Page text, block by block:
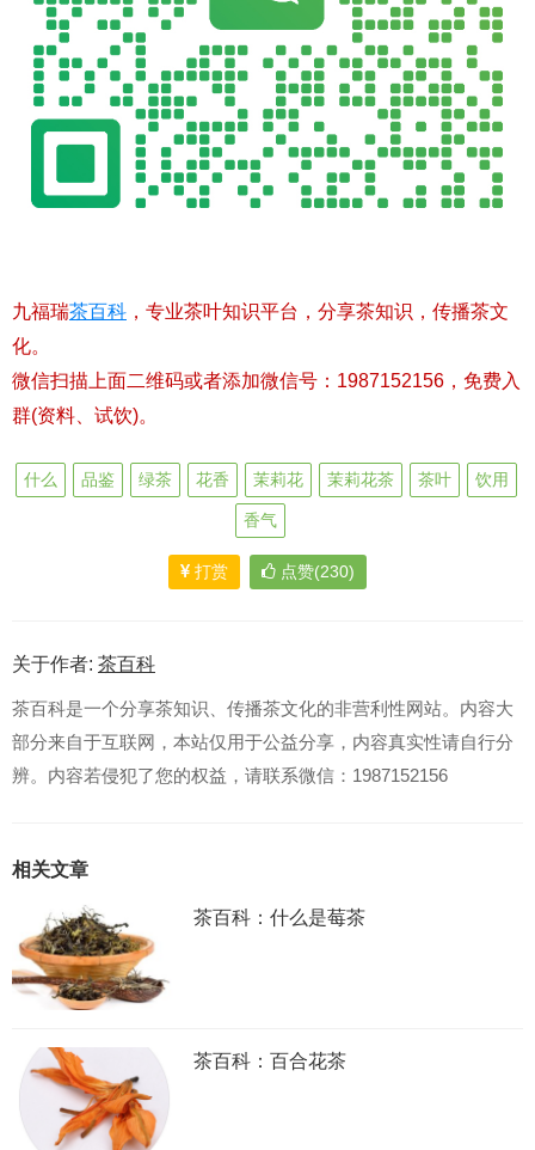
九福瑞茶百科 ，专业茶叶知识平台，分享茶知识，传播茶文
化。
微信扫描上面二维码或者添加微信号：1987152156，免费入
群(资料、试饮)。
什么 品鉴 绿茶 花香 茉莉花 茉莉花茶 茶叶 饮用
香气
打赏 点赞(230)
关于作者: 茶百科
茶百科是一个分享茶知识、传播茶文化的非营利性网站。内容大
部分来自于互联网，本站仅用于公益分享，内容真实性请自行分
辨。内容若侵犯了您的权益，请联系微信：1987152156
相关文章
茶百科：什么是莓茶
茶百科：百合花茶